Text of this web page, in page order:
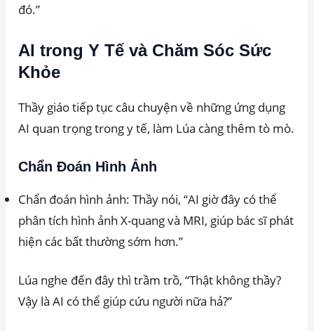
đó.”
AI trong Y Tế và Chăm Sóc Sức
Khỏe
Thầy giáo tiếp tục câu chuyện về những ứng dụng
AI quan trọng trong y tế, làm Lúa càng thêm tò mò.
Chẩn Đoán Hình Ảnh
Chẩn đoán hình ảnh: Thầy nói, “AI giờ đây có thể
phân tích hình ảnh X-quang và MRI, giúp bác sĩ phát
hiện các bất thường sớm hơn.”
Lúa nghe đến đây thì trầm trồ, “Thật không thầy?
Vậy là AI có thể giúp cứu người nữa hả?”